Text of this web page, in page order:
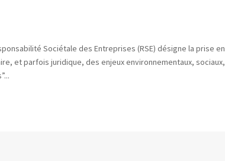
Sociétale des Entreprises (RSE) désigne la prise en
et parfois juridique, des enjeux environnementaux, sociaux,